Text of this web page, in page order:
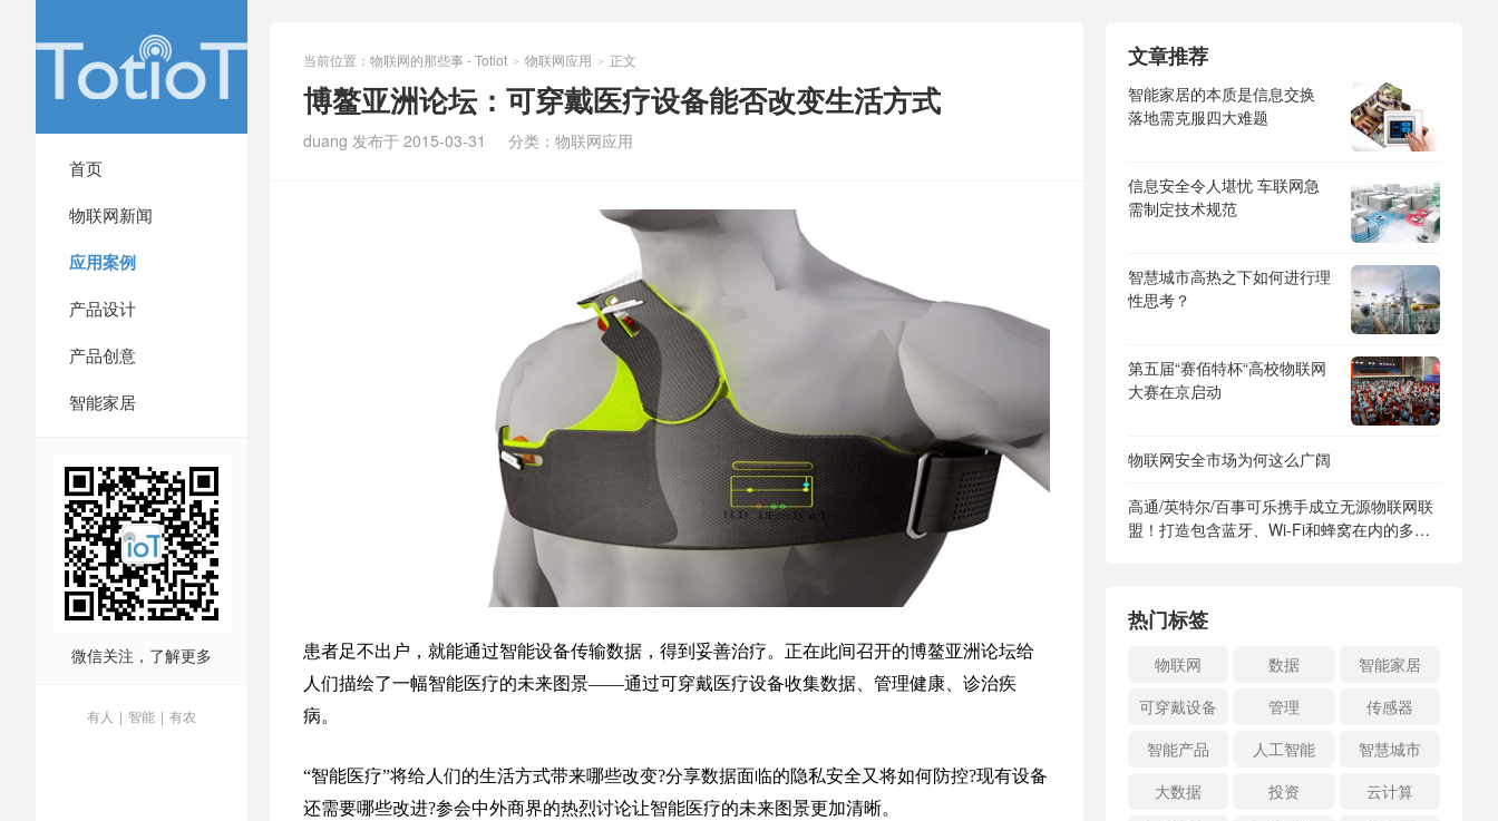
首页
物联网新闻
应用案例
产品设计
产品创意
智能家居
微信关注，了解更多
有人 | 智能 | 有农
当前位置： 物联网的那些事 - Totiot > 物联网应用 > 正文
博鳌亚洲论坛：可穿戴医疗设备能否改变生活方式
duang 发布于 2015-03-31 分类： 物联网应用
患者足不出户，就能通过智能设备传输数据，得到妥善治疗。正在此间召开的博鳌亚洲论坛给
人们描绘了一幅智能医疗的未来图景——通过可穿戴医疗设备收集数据、管理健康、诊治疾
病。
“智能医疗”将给人们的生活方式带来哪些改变?分享数据面临的隐私安全又将如何防控?现有设备
还需要哪些改进?参会中外商界的热烈讨论让智能医疗的未来图景更加清晰。
文章推荐
智能家居的本质是信息交换
落地需克服四大难题
信息安全令人堪忧 车联网急
需制定技术规范
智慧城市高热之下如何进行理
性思考？
第五届“赛佰特杯“高校物联网
大赛在京启动
物联网安全市场为何这么广阔
高通/英特尔/百事可乐携手成立无源物联网联
盟！打造包含蓝牙、Wi-Fi和蜂窝在内的多标
热门标签
物联网 数据
智能家居
可穿戴设备
管理
传感器
智能产品
人工智能
智慧城市
大数据
投资
云计算